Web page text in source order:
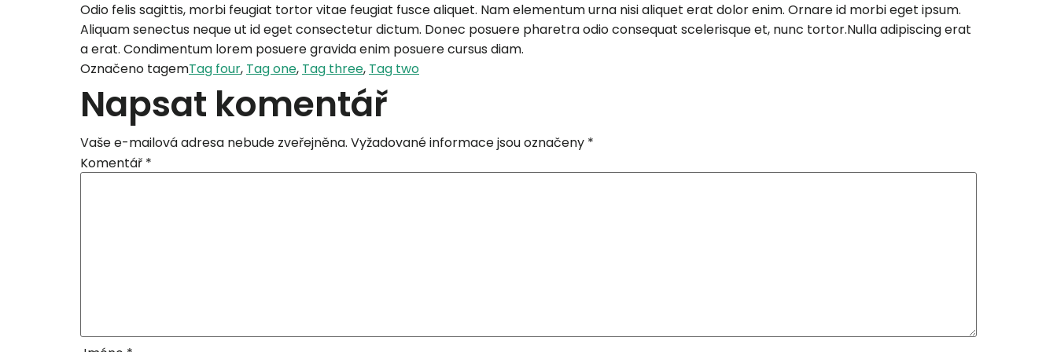
Odio felis sagittis, morbi feugiat tortor vitae feugiat fusce aliquet. Nam elementum urna nisi aliquet erat dolor enim. Ornare id morbi eget ipsum.
Aliquam senectus neque ut id eget consectetur dictum. Donec posuere pharetra odio consequat scelerisque et, nunc tortor.Nulla adipiscing erat
a erat. Condimentum lorem posuere gravida enim posuere cursus diam.
Označeno tagemTag four, Tag one, Tag three, Tag two
Napsat komentář
Vaše e-mailová adresa nebude zveřejněna. Vyžadované informace jsou označeny *
Komentář *